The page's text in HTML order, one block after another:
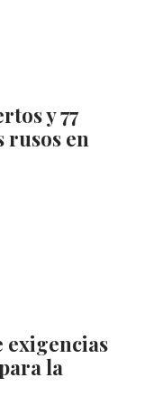
y 77
rusos en
exigencias
la